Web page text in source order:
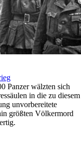
Panzer wälzten sich
in die zu diesem
unvorbereitete
größten Völkermord